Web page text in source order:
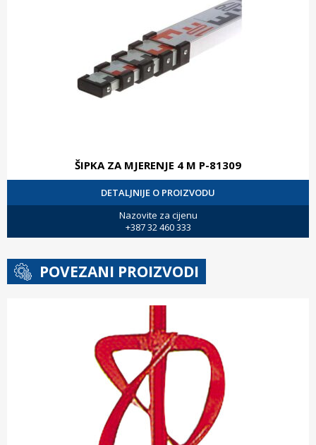
ŠIPKA ZA MJERENJE 4 M P-81309
DETALJNIJE O PROIZVODU
Nazovite za cijenu
+387 32 460 333
POVEZANI PROIZVODI